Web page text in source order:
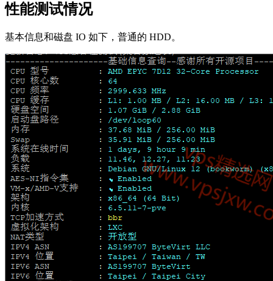
性能测试情况
基本信息和磁盘 IO 如下，普通的 HDD。